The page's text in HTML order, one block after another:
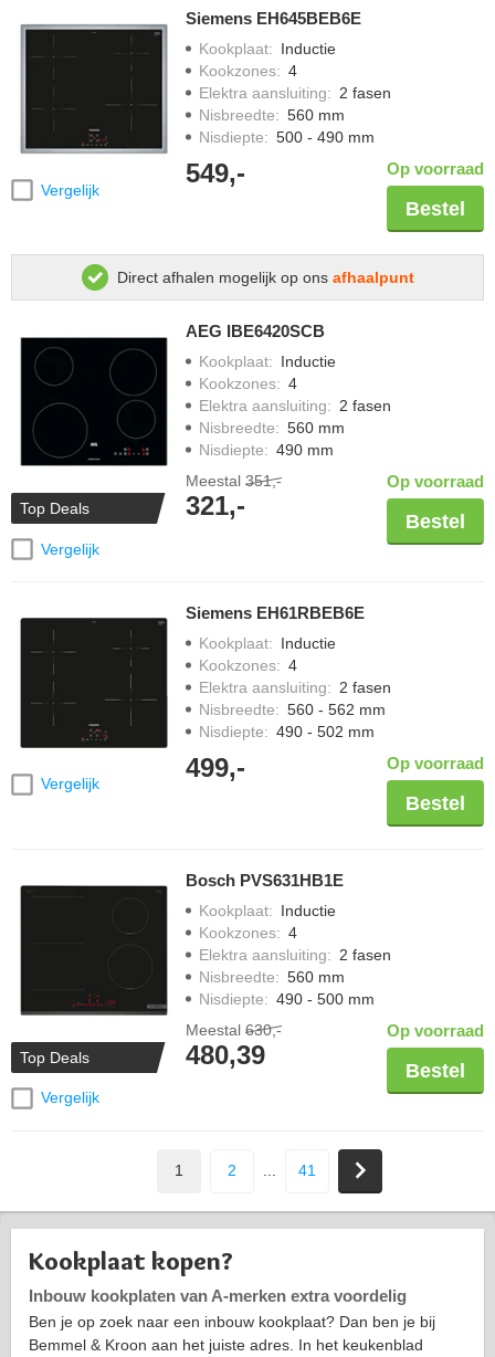
Vergelijk
Siemens EH645BEB6E
Kookplaat: Inductie
Kookzones: 4
Elektra aansluiting: 2 fasen
Nisbreedte: 560 mm
Nisdiepte: 500 - 490 mm
549,- Op voorraad
Bestel
Direct afhalen mogelijk op ons afhaalpunt
Top Deals
Vergelijk
AEG IBE6420SCB
Kookplaat: Inductie
Kookzones: 4
Elektra aansluiting: 2 fasen
Nisbreedte: 560 mm
Nisdiepte: 490 mm
Meestal 351,-
321,-
Op voorraad
Bestel
Vergelijk
Siemens EH61RBEB6E
Kookplaat: Inductie
Kookzones: 4
Elektra aansluiting: 2 fasen
Nisbreedte: 560 - 562 mm
Nisdiepte: 490 - 502 mm
499,- Op voorraad
Bestel
Top Deals
Vergelijk
Bosch PVS631HB1E
Kookplaat: Inductie
Kookzones: 4
Elektra aansluiting: 2 fasen
Nisbreedte: 560 mm
Nisdiepte: 490 - 500 mm
Meestal 630,-
480,39
Op voorraad
Bestel
1 2 41
Kookplaat kopen?
Inbouw kookplaten van A-merken extra voordelig
Ben je op zoek naar een inbouw kookplaat? Dan ben je bij
Bemmel & Kroon aan het juiste adres. In het keukenblad